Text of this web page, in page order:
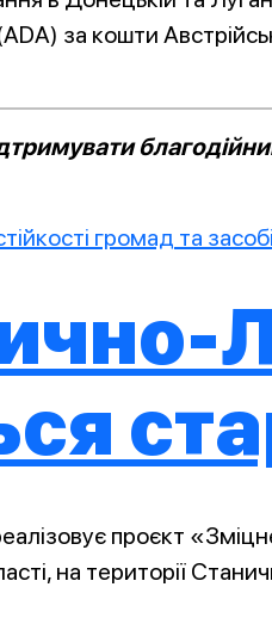
за кошти
громад та
проєкт
на території